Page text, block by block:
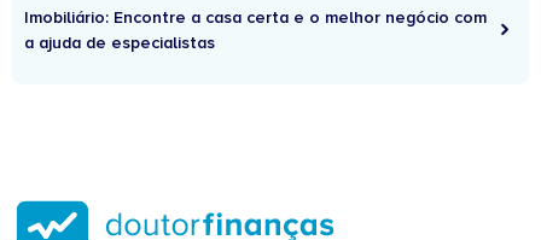
Imobiliário: Encontre a casa certa e o melhor negócio com
a ajuda de especialistas